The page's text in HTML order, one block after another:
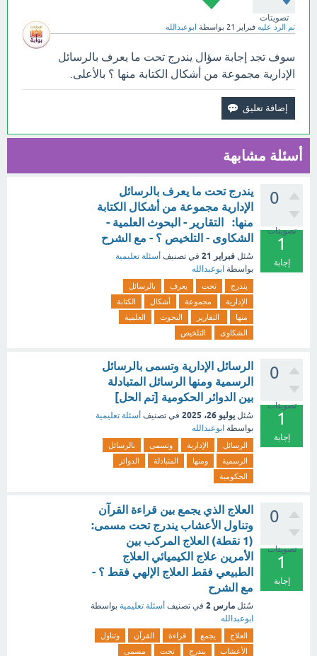
تصويتات
تم الرد عليه فبراير 21 بواسطة ابوعبدالله
سوف تجد إجابة سؤال يندرج تحت ما يعرف بالرسائل
الإدارية مجموعة من أشكال الكتابة منها ؟ بالأعلى.
أسئلة مشابهة
0
تصويتات
1
إجابة
يندرج تحت ما يعرف بالرسائل
الإدارية مجموعة من أشكال الكتابة
منها: التقارير - البحوث العلمية -
الشكاوى - التلخيص ؟ - مع الشرح
سُئل فبراير 21 في تصنيف أسئلة تعليمية
بواسطة ابوعبدالله
يندرج تحت يعرف
بالرسائل
الإدارية
مجموعة أشكال
الكتابة
منها
التقارير البحوث
العلمية
الشكاوى
التلخيص
0
تصويتات
1
إجابة
الرسائل الإدارية وتسمى بالرسائل
الرسمية ومنها الرسائل المتبادلة
بين الدوائر الحكومية [تم الحل]
سُئل يوليو 26، 2025 في تصنيف أسئلة تعليمية
بواسطة ابوعبدالله
الرسائل الإدارية وتسمى
بالرسائل
الرسمية
ومنها المتبادلة
الدوائر
الحكومية
0
تصويتات
1
إجابة
العلاج الذي يجمع بين قراءة القرآن
وتناول الأعشاب يندرج تحت مسمى:
(1 نقطة) العلاج المركب بين
الأمرين علاج الكيميائي العلاج
الطبيعي فقط العلاج الإلهي فقط ؟ -
مع الشرح
سُئل مارس 2 في تصنيف أسئلة تعليمية بواسطة
ابوعبدالله
العلاج يجمع قراءة القرآن
وتناول
الأعشاب
يندرج تحت
مسمى